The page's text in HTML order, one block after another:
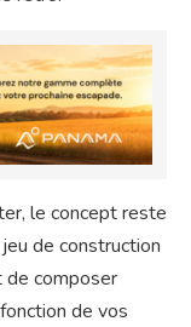
le concept reste
de construction
de composer
de vos